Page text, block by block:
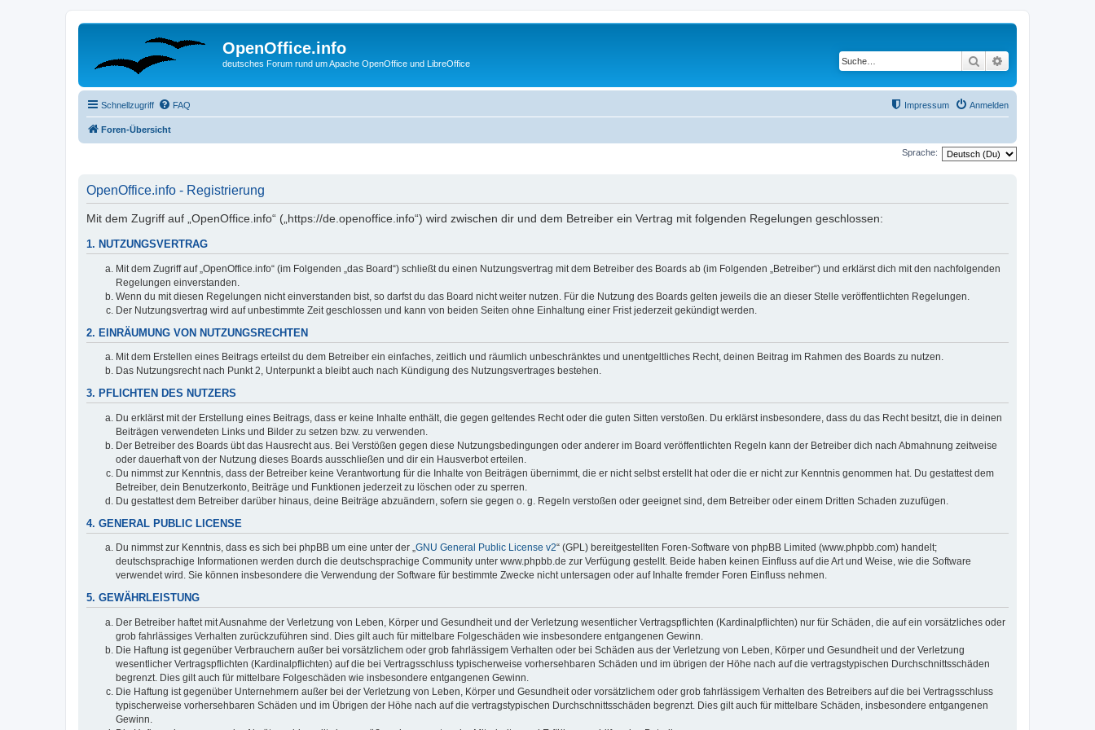
OpenOffice.info
deutsches Forum rund um Apache OpenOffice und LibreOffice Suche
Schnellzugriff FAQ Anmelden
Impressum
Foren-Übersicht
Sprache:
OpenOffice.info - Registrierung
Mit dem Zugriff auf „OpenOffice.info“ („https://de.openoffice.info“) wird zwischen dir und dem Betreiber ein Vertrag mit folgenden Regelungen geschlossen:
1. NUTZUNGSVERTRAG
Mit dem Zugriff auf „OpenOffice.info“ (im Folgenden „das Board“) schließt du einen Nutzungsvertrag mit dem Betreiber des Boards ab (im Folgenden „Betreiber“) und erklärst dich mit den nachfolgenden
Regelungen einverstanden.
Wenn du mit diesen Regelungen nicht einverstanden bist, so darfst du das Board nicht weiter nutzen. Für die Nutzung des Boards gelten jeweils die an dieser Stelle veröffentlichten Regelungen.
Der Nutzungsvertrag wird auf unbestimmte Zeit geschlossen und kann von beiden Seiten ohne Einhaltung einer Frist jederzeit gekündigt werden.
2. EINRÄUMUNG VON NUTZUNGSRECHTEN
Mit dem Erstellen eines Beitrags erteilst du dem Betreiber ein einfaches, zeitlich und räumlich unbeschränktes und unentgeltliches Recht, deinen Beitrag im Rahmen des Boards zu nutzen.
Das Nutzungsrecht nach Punkt 2, Unterpunkt a bleibt auch nach Kündigung des Nutzungsvertrages bestehen.
3. PFLICHTEN DES NUTZERS
Du erklärst mit der Erstellung eines Beitrags, dass er keine Inhalte enthält, die gegen geltendes Recht oder die guten Sitten verstoßen. Du erklärst insbesondere, dass du das Recht besitzt, die in deinen
Beiträgen verwendeten Links und Bilder zu setzen bzw. zu verwenden.
Der Betreiber des Boards übt das Hausrecht aus. Bei Verstößen gegen diese Nutzungsbedingungen oder anderer im Board veröffentlichten Regeln kann der Betreiber dich nach Abmahnung zeitweise
oder dauerhaft von der Nutzung dieses Boards ausschließen und dir ein Hausverbot erteilen.
Du nimmst zur Kenntnis, dass der Betreiber keine Verantwortung für die Inhalte von Beiträgen übernimmt, die er nicht selbst erstellt hat oder die er nicht zur Kenntnis genommen hat. Du gestattest dem
Betreiber, dein Benutzerkonto, Beiträge und Funktionen jederzeit zu löschen oder zu sperren.
Du gestattest dem Betreiber darüber hinaus, deine Beiträge abzuändern, sofern sie gegen o. g. Regeln verstoßen oder geeignet sind, dem Betreiber oder einem Dritten Schaden zuzufügen.
4. GENERAL PUBLIC LICENSE
Du nimmst zur Kenntnis, dass es sich bei phpBB um eine unter der „GNU General Public License v2“ (GPL) bereitgestellten Foren-Software von phpBB Limited (www.phpbb.com) handelt;
deutschsprachige Informationen werden durch die deutschsprachige Community unter www.phpbb.de zur Verfügung gestellt. Beide haben keinen Einfluss auf die Art und Weise, wie die Software
verwendet wird. Sie können insbesondere die Verwendung der Software für bestimmte Zwecke nicht untersagen oder auf Inhalte fremder Foren Einfluss nehmen.
5. GEWÄHRLEISTUNG
Der Betreiber haftet mit Ausnahme der Verletzung von Leben, Körper und Gesundheit und der Verletzung wesentlicher Vertragspflichten (Kardinalpflichten) nur für Schäden, die auf ein vorsätzliches oder
grob fahrlässiges Verhalten zurückzuführen sind. Dies gilt auch für mittelbare Folgeschäden wie insbesondere entgangenen Gewinn.
Die Haftung ist gegenüber Verbrauchern außer bei vorsätzlichem oder grob fahrlässigem Verhalten oder bei Schäden aus der Verletzung von Leben, Körper und Gesundheit und der Verletzung
wesentlicher Vertragspflichten (Kardinalpflichten) auf die bei Vertragsschluss typischerweise vorhersehbaren Schäden und im übrigen der Höhe nach auf die vertragstypischen Durchschnittsschäden
begrenzt. Dies gilt auch für mittelbare Folgeschäden wie insbesondere entgangenen Gewinn.
Die Haftung ist gegenüber Unternehmern außer bei der Verletzung von Leben, Körper und Gesundheit oder vorsätzlichem oder grob fahrlässigem Verhalten des Betreibers auf die bei Vertragsschluss
typischerweise vorhersehbaren Schäden und im Übrigen der Höhe nach auf die vertragstypischen Durchschnittsschäden begrenzt. Dies gilt auch für mittelbare Schäden, insbesondere entgangenen
Gewinn.